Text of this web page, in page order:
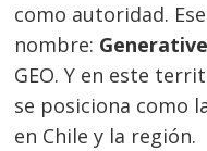
como autoridad.
nombre:
GEO. Y en este
se posiciona como
en Chile y la región.